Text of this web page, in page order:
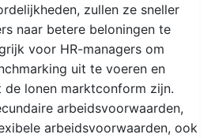
zullen ze sneller
naar betere beloningen te
voor HR-managers om
uit te voeren en
lonen marktconform zijn.
arbeidsvoorwaarden,
arbeidsvoorwaarden, ook